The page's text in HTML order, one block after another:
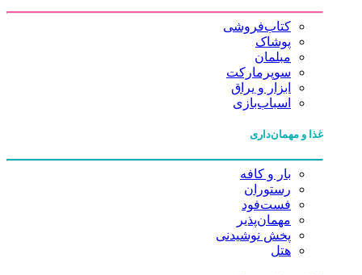
کتاب‌فروشی
پوشاک
مبلمان
سوپرمارکت
ابزار و یراق
اسباب‌بازی
غذا و مهمان‌داری
بار و کافه
رستوران
فست‌فود
مهمان‌پذیر
پخش نوشیدنی
هتل